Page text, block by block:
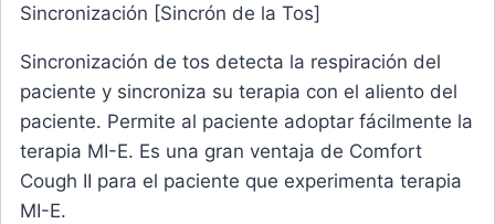
Sincronización [Sincrón de la Tos]
Sincronización de tos detecta la respiración del
paciente y sincroniza su terapia con el aliento del
paciente. Permite al paciente adoptar fácilmente la
terapia MI-E. Es una gran ventaja de Comfort
Cough II para el paciente que experimenta terapia
MI-E.